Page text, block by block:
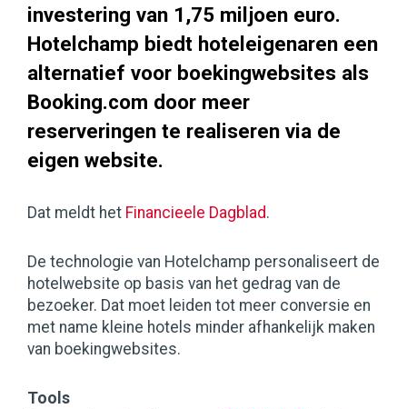
investering van 1,75 miljoen euro.
Hotelchamp biedt hoteleigenaren een
alternatief voor boekingwebsites als
Booking.com door meer
reserveringen te realiseren via de
eigen website.
Dat meldt het Financieele Dagblad.
De technologie van Hotelchamp personaliseert de
hotelwebsite op basis van het gedrag van de
bezoeker. Dat moet leiden tot meer conversie en
met name kleine hotels minder afhankelijk maken
van boekingwebsites.
Tools